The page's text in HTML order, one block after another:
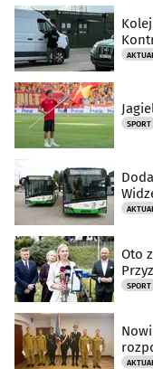
SPORT
Oto
SPORT